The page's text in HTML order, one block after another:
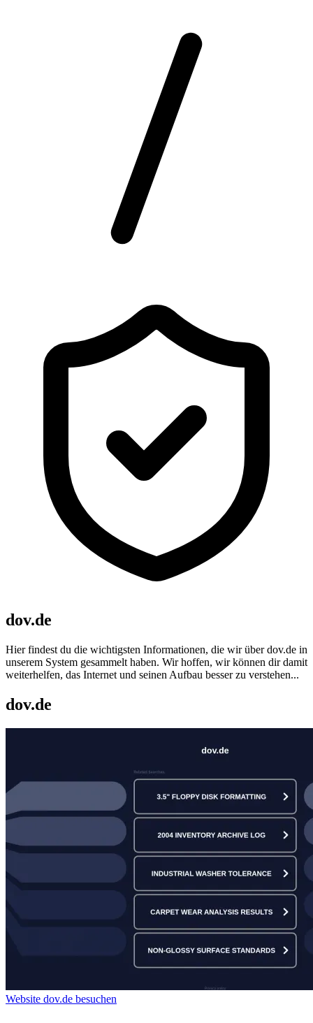
dov.de
Hier findest du die wichtigsten Informationen, die wir überdov.de in
unserem System gesammelt haben. Wir hoffen, wir können dir damit
weiterhelfen, das Internet und seinen Aufbau besser zu verstehen...
dov.de
Website dov.de besuchen